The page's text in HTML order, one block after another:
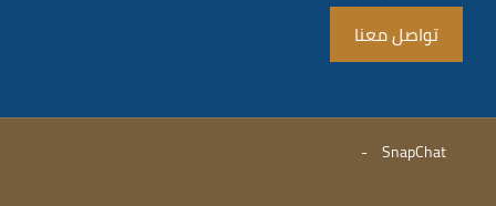
تواصل معنا
SnapChat
-